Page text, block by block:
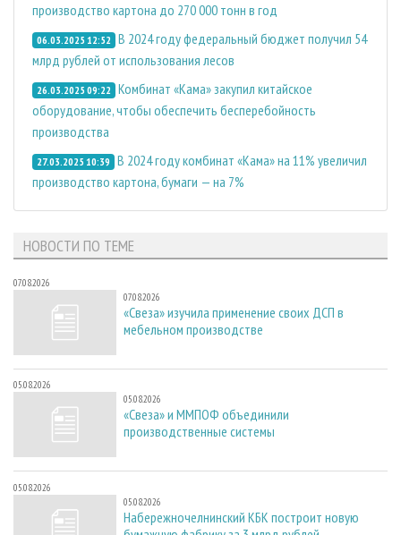
производство картона до 270 000 тонн в год
06.03.2025 12:52 В 2024 году федеральный бюджет получил 54
млрд рублей от использования лесов
26.03.2025 09:22 Комбинат «Кама» закупил китайское
оборудование, чтобы обеспечить бесперебойность
производства
27.03.2025 10:39 В 2024 году комбинат «Кама» на 11% увеличил
производство картона, бумаги — на 7%
НОВОСТИ ПО ТЕМЕ
07.08.2026
07.08.2026
«Свеза» изучила применение своих ДСП в
мебельном производстве
05.08.2026
05.08.2026
«Свеза» и ММПОФ объединили
производственные системы
05.08.2026
05.08.2026
Набережночелнинский КБК построит новую